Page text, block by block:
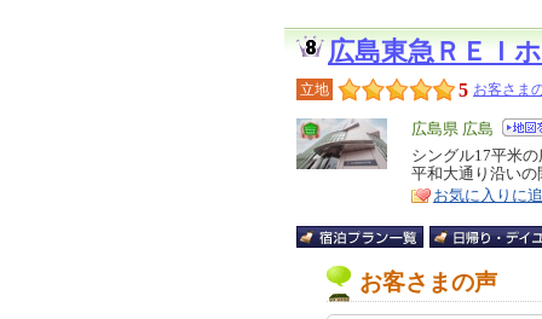
広島東急ＲＥＩ
立地 5 お客さま
エ
リ
ア
広島県 広島
特
徴
シングル17平米
平和大通り沿い
お気に入りに
お客さまの声